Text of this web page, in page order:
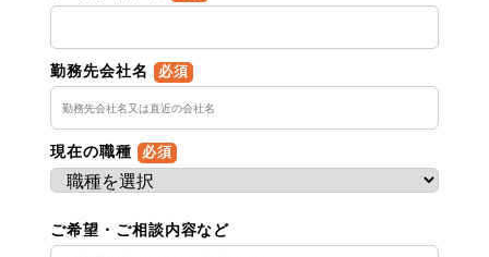
勤務先会社名 必須
現在の職種 必須
ご希望・ご相談内容など